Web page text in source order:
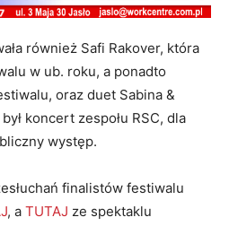
również Safi Rakover, która
w ub. roku, a ponadto
oraz duet Sabina &
koncert zespołu RSC, dla
występ.
finalistów festiwalu
, a TUTAJ ze spektaklu